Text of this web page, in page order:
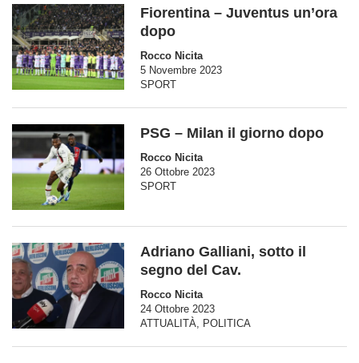
Fiorentina – Juventus un’ora
dopo
Rocco Nicita
5 Novembre 2023
SPORT
PSG – Milan il giorno dopo
Rocco Nicita
26 Ottobre 2023
SPORT
Adriano Galliani, sotto il
segno del Cav.
Rocco Nicita
24 Ottobre 2023
ATTUALITÀ, POLITICA